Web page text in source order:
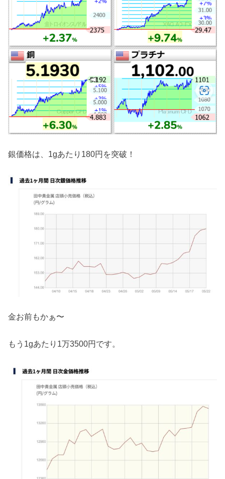
銀価格は、1gあたり180円を突破！
金お前もかぁ〜
もう1gあたり1万3500円です。